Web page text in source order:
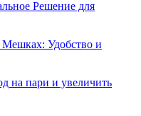
Решение для
Удобство и
на пари и увеличить